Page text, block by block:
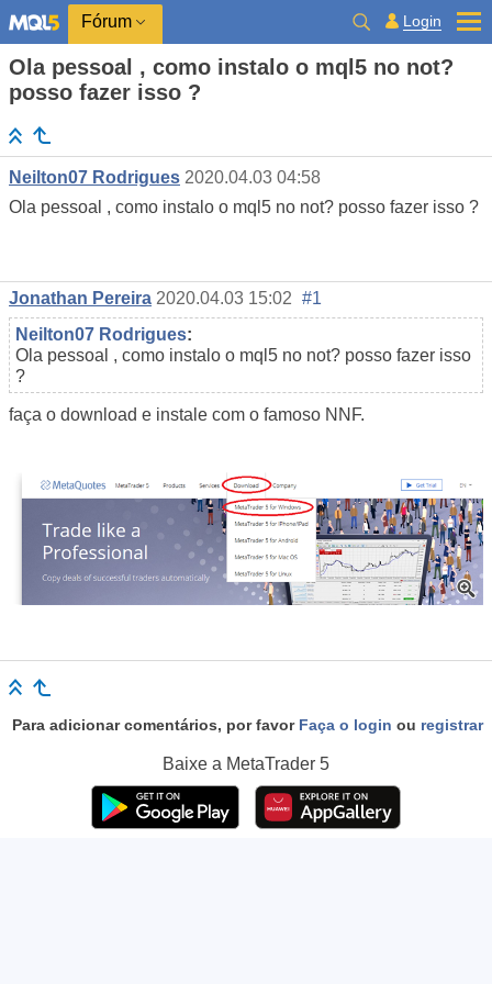
Fórum Login
Ola pessoal , como instalo o mql5 no not?
posso fazer isso ?
Neilton07 Rodrigues 2020.04.03 04:58
Ola pessoal , como instalo o mql5 no not? posso fazer isso ?
Jonathan Pereira 2020.04.03 15:02 #1
Neilton07 Rodrigues:
Ola pessoal , como instalo o mql5 no not? posso fazer isso
?
faça o download e instale com o famoso NNF.
Para adicionar comentários, por favor Faça o login ou registrar
Baixe a MetaTrader 5